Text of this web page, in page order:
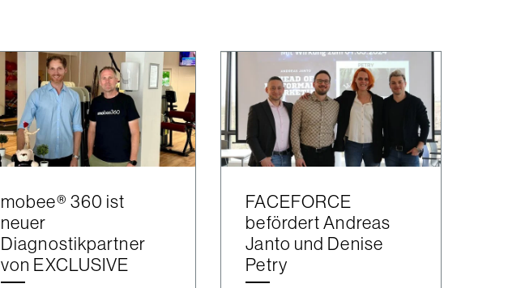
mobee® 360 ist
neuer
Diagnostikpartner
von EXCLUSIVE
FACEFORCE
befördert Andreas
Janto und Denise
Petry